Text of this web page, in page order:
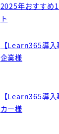
2025年おすすめ
ト
【Learn365導
企業様
【Learn365導
カー様